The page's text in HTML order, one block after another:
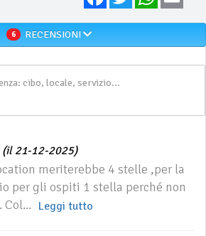
6 RECENSIONI
(il 21-12-2025)
meriterebbe 4 stelle ,per la
per gli ospiti 1 stella perché non
Col... Leggi tutto